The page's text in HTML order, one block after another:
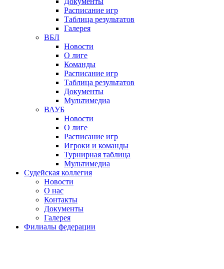
Расписание игр
Таблица результатов
Галерея
ВБЛ
Новости
О лиге
Команды
Расписание игр
Таблица результатов
Документы
Мультимедиа
ВАУБ
Новости
О лиге
Расписание игр
Игроки и команды
Турнирная таблица
Мультимедиа
Судейская коллегия
Новости
О нас
Контакты
Документы
Галерея
Филиалы федерации